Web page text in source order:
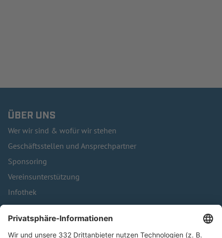
ÜBER UNS
Wer wir sind & wofür wir stehen
Geschäftsstellen und Ansprechpartner
Sponsoring
Vereinsunterstützung
Infothek
Kontakt